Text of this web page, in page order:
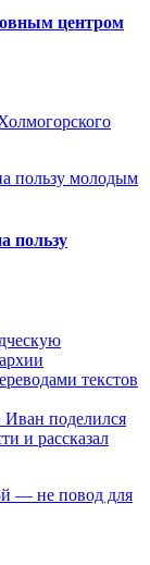
центром
пользу
текстов
поделился
и рассказал